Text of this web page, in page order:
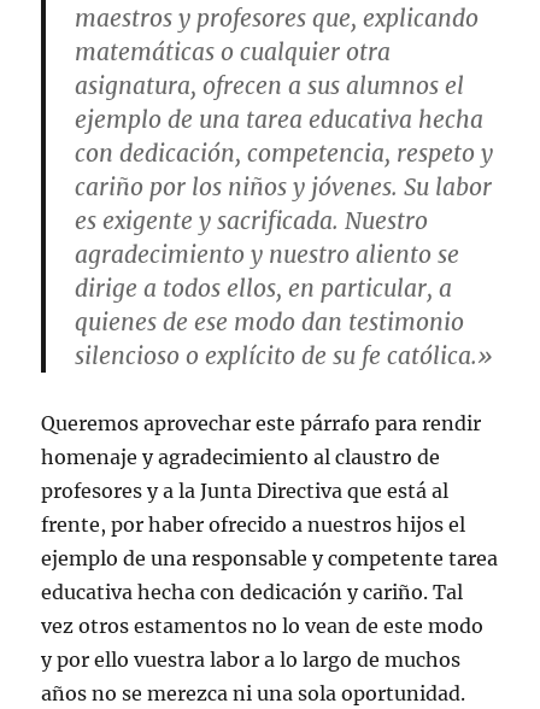
maestros y profesores que, explicando
matemáticas o cualquier otra
asignatura, ofrecen a sus alumnos el
ejemplo de una tarea educativa hecha
con dedicación, competencia, respeto y
cariño por los niños y jóvenes. Su labor
es exigente y sacrificada. Nuestro
agradecimiento y nuestro aliento se
dirige a todos ellos, en particular, a
quienes de ese modo dan testimonio
silencioso o explícito de su fe católica.»
Queremos aprovechar este párrafo para rendir
homenaje y agradecimiento al claustro de
profesores y a la Junta Directiva que está al
frente, por haber ofrecido a nuestros hijos el
ejemplo de una responsable y competente tarea
educativa hecha con dedicación y cariño. Tal
vez otros estamentos no lo vean de este modo
y por ello vuestra labor a lo largo de muchos
años no se merezca ni una sola oportunidad.